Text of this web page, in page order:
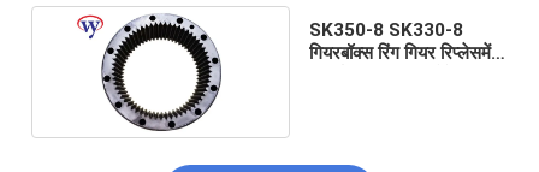
SK350-8 SK330-8
गियरबॉक्स रिंग गियर रिप्लेसमेंट